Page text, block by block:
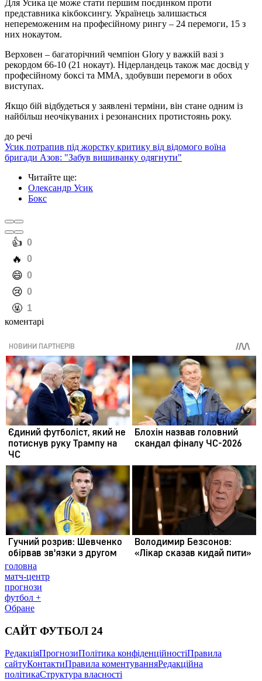
Для Усика це може стати першим поєдинком проти
представника кікбоксингу. Українець залишається
непереможеним на професійному рингу – 24 перемоги, 15 з
них нокаутом.
Верховен – багаторічний чемпіон Glory у важкій вазі з
рекордом 66-10 (21 нокаут). Нідерландець також має досвід у
професійному боксі та ММА, здобувши перемоги в обох
виступах.
Якщо бій відбудеться у заявлені терміни, він стане одним із
найбільш неочікуваних і резонансних протистоянь року.
до речі
Усик потрапив під жорстку критику від відомого воїна
бригади Азов: "Забув вишиванку одягнути"
Читайте ще:
Олександр Усик
Бокс
️👍 0
️🔥 0
️😄 0
️😢 0
️🤬 1
коментарі
головна
матч-центр
прогнози
футбол +
Обране
САЙТ ФУТБОЛ 24
РедакціяПрогнозиПолітика конфіденційностіПравила
сайтуКонтактиПравила коментуванняРедакційна
політикаСтруктура власності